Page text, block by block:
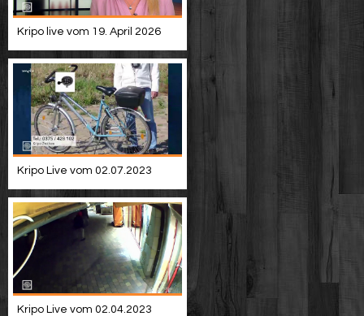
Kripo live vom 19. April 2026
Kripo Live vom 02.07.2023
Kripo Live vom 02.04.2023